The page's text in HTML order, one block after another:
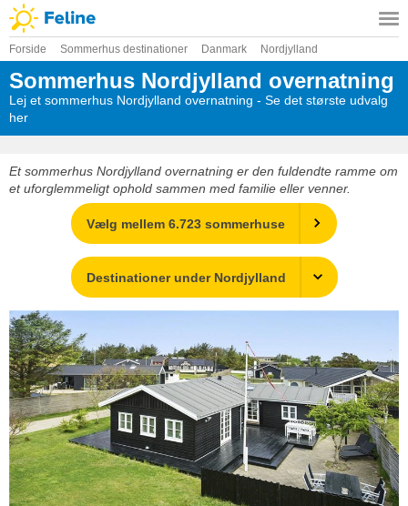
Forside Sommerhus destinationer Danmark Nordjylland
Sommerhus Nordjylland overnatning
Lej et sommerhus Nordjylland overnatning - Se det største udvalg
her
Et sommerhus Nordjylland overnatning er den fuldendte ramme om
et uforglemmeligt ophold sammen med familie eller venner.
Vælg mellem 6.723 sommerhuse
Destinationer under Nordjylland